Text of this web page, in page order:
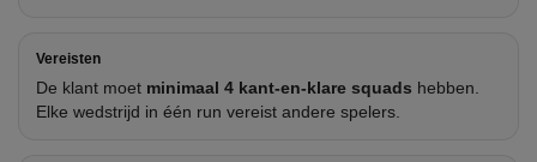
Vereisten
De klant moet minimaal 4 kant-en-klare squads hebben.
Elke wedstrijd in één run vereist andere spelers.